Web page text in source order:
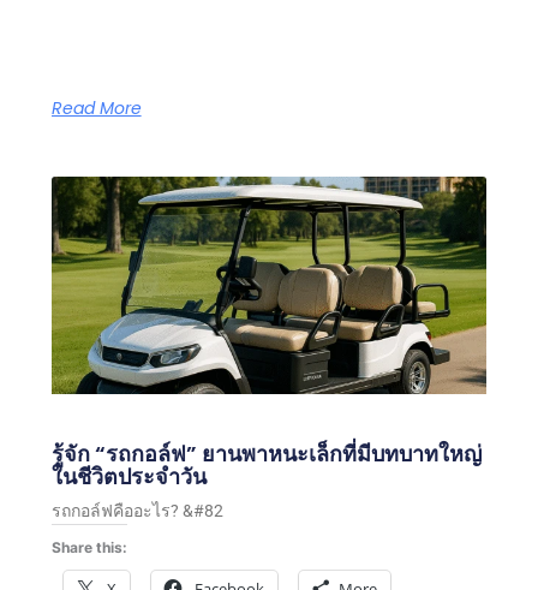
Read More
รู้จัก “รถกอล์ฟ” ยานพาหนะเล็กที่มีบทบาทใหญ่
ในชีวิตประจำวัน
รถกอล์ฟคืออะไร? &#82
Share this: